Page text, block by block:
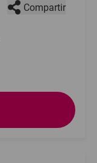
Compartir